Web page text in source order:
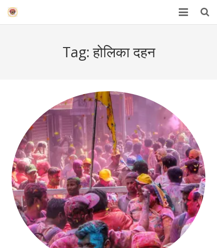
Mahakal Bhasma Aarti
Best Spiritual Quotes in Hindi
Others
Tag:होलिका दहन